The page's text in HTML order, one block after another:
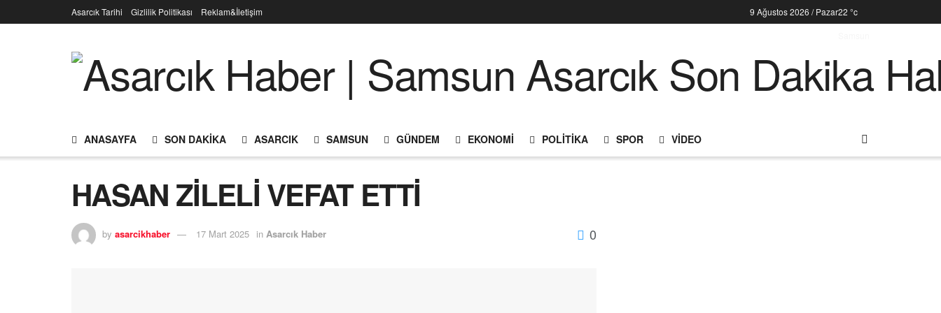
Asarcık Tarihi Gizlilik Politikası Reklam&İletişim 9 Ağustos 2026 / Pazar22 °c
ANASAYFA SON DAKIKA ASARCIK SAMSUN GÜNDEM EKONOMI POLITIKA SPOR VIDEO
HASAN ZİLELİ VEFAT ETTİ
by asarcikhaber 17 Mart 2025 in Asarcık Haber 0